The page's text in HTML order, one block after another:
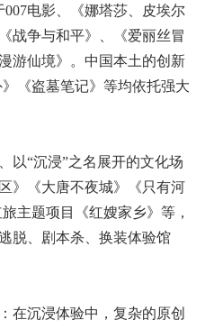
电影、《娜塔莎、皮埃尔
战争与和平》、《爱丽丝冒
游仙境》。中国本土的创新
《盗墓笔记》等均依托强大
以“沉浸”之名展开的文化场
》《大唐不夜城》《只有河
主题项目《红嫂家乡》等，
脱、剧本杀、换装体验馆
在沉浸体验中，复杂的原创